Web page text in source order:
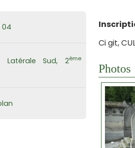
04
Latérale Sud, 2ème
Ci git,
Photos